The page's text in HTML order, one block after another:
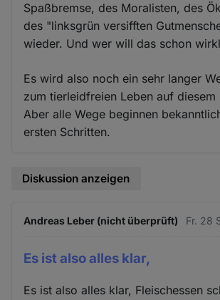
Spaßbremse, des Moralisten, des
des "linksgrün versifften
wieder. Und wer will das schon
Es wird also noch ein sehr langer
zum tierleidfreien Leben auf diesem
Aber alle Wege beginnen
ersten Schritten.
Diskussion anzeigen
Andreas Leber (nicht überprüft) Fr. 28
Es ist also alles klar,
Es ist also alles klar, Fleischessen